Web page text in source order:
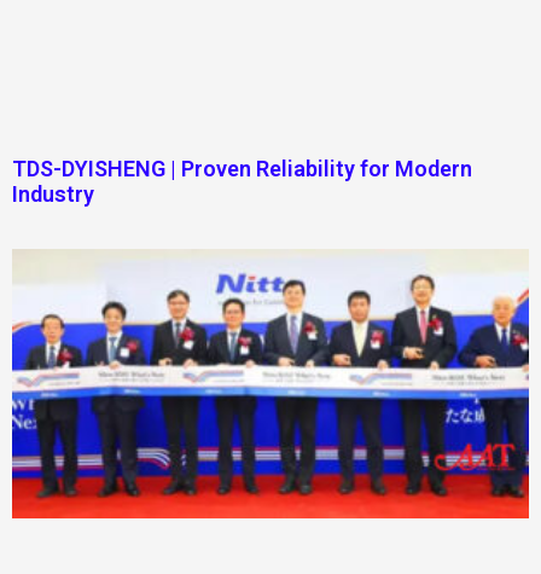
TDS-DYISHENG | Proven Reliability for Modern
Industry